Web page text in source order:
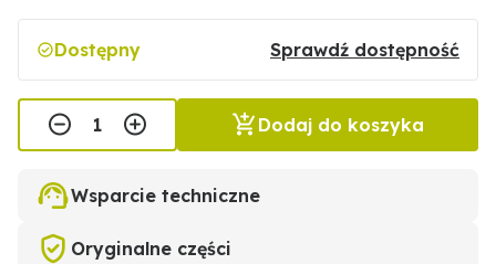
Dostępny Sprawdź dostępność
Dodaj do koszyka
Wsparcie techniczne
Oryginalne części